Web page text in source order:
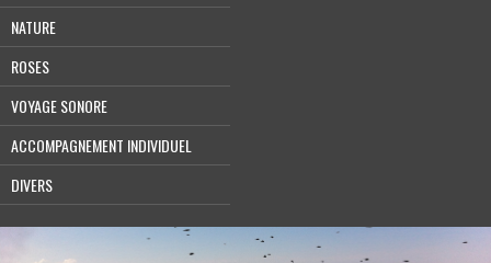
NATURE
ROSES
VOYAGE SONORE
ACCOMPAGNEMENT INDIVIDUEL
DIVERS